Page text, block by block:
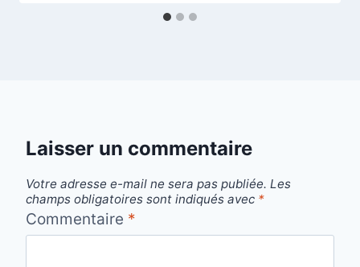
Laisser un commentaire
Votre adresse e-mail ne sera pas publiée. Les
champs obligatoires sont indiqués avec *
Commentaire *